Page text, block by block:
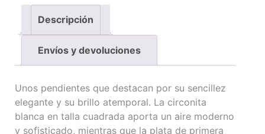
Descripción
Envíos y devoluciones
Unos pendientes que destacan por su sencillez
elegante y su brillo atemporal. La circonita
blanca en talla cuadrada aporta un aire moderno
y sofisticado, mientras que la plata de primera